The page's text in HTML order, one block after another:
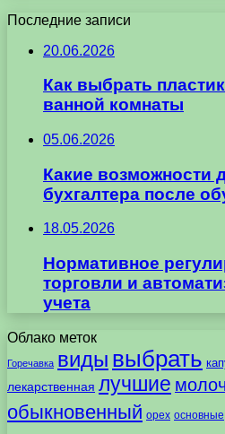
Последние записи
20.06.2026
Как выбрать
ванной комнаты
05.06.2026
Какие возможности
бухгалтера после
18.05.2026
Нормативное
торговли и
учета
Облако меток
Горечавка виды выбрать
лекарственная лучшие
обыкновенный орех основные